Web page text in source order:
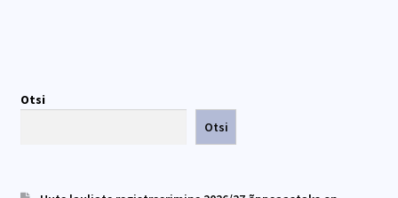
Otsi
Otsi